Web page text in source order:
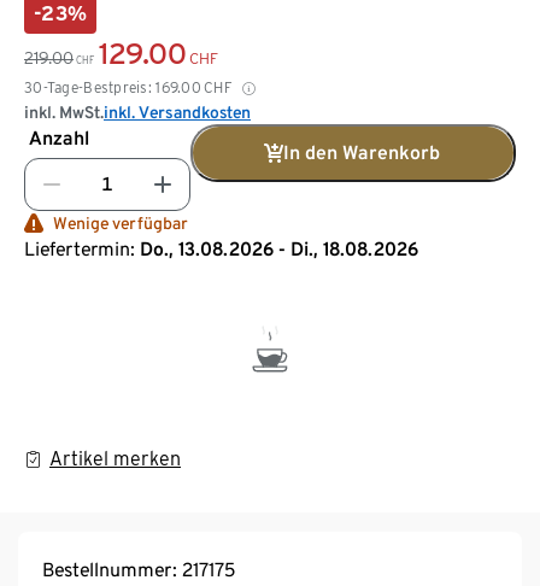
-23%
219.00 CHF 129.00 CHF
30-Tage-Bestpreis: 169.00 CHF
inkl. MwSt.inkl. Versandkosten
Anzahl
In den Warenkorb
Wenige verfügbar
Liefertermin: Do., 13.08.2026 - Di., 18.08.2026
Artikel merken
Bestellnummer: 217175